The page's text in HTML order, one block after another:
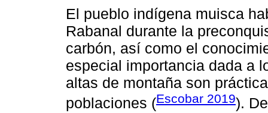
El pueblo indígena muisca
Rabanal durante la
carbón, así como el
especial importancia dada a
altas de montaña son
poblaciones (Escobar 2019).